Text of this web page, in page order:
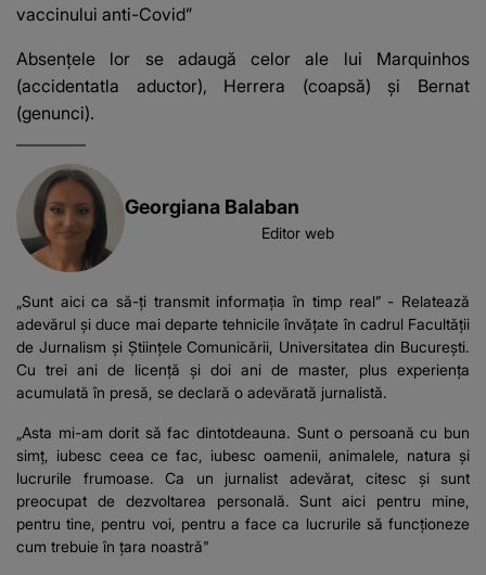
vaccinului anti-Covid”
Absenţele lor se adaugă celor ale lui Marquinhos
(accidentatla aductor), Herrera (coapsă) şi Bernat
(genunci).
Georgiana Balaban
Editor web
„Sunt aici ca să-ți transmit informația în timp real” - Relatează
adevărul și duce mai departe tehnicile învățate în cadrul Facultății
de Jurnalism și Științele Comunicării, Universitatea din București.
Cu trei ani de licență și doi ani de master, plus experiența
acumulată în presă, se declară o adevărată jurnalistă.
„Asta mi-am dorit să fac dintotdeauna. Sunt o persoană cu bun
simț, iubesc ceea ce fac, iubesc oamenii, animalele, natura și
lucrurile frumoase. Ca un jurnalist adevărat, citesc și sunt
preocupat de dezvoltarea personală. Sunt aici pentru mine,
pentru tine, pentru voi, pentru a face ca lucrurile să funcționeze
cum trebuie în țara noastră"